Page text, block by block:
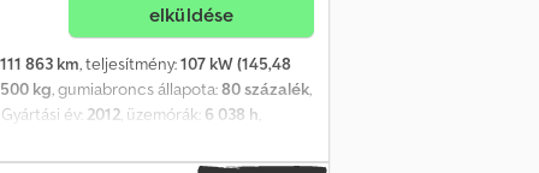
elküldése
111 863 km, teljesítmény:107 kW (145,48
kg, gumiabroncs állapota:80 százalék,
Gyártási év: 2012, üzemórák: 6 038 h,
m Futásteljesítmény (km): 111863 km
107 kW Hengerűrtartalom (ccm): 2287